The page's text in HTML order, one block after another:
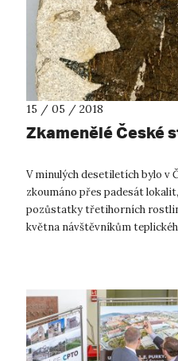
15 / 05 / 2018
Zkamenělé České
V minulých desetiletích bylo v
zkoumáno přes padesát
pozůstatky třetihorních rostlin
května návštěvníkům